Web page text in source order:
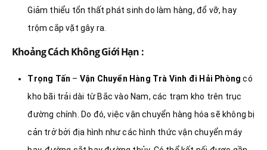
Giảm thiểu tổn thất phát sinh do làm hàng, đổ vỡ, hay
trộm cắp vặt gây ra.
Khoảng Cách Không Giới Hạn :
Trọng Tấn – Vận Chuyển Hàng Trà Vinh đi Hải Phòngcó
kho bãi trải dài từ Bắc vào Nam, các trạm kho trên trục
đường chính. Do đó, việc vận chuyển hàng hóa sẽ không bị
cản trở bởi địa hình như các hình thức vận chuyển máy